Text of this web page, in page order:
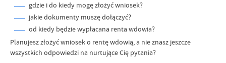
gdzie i do kiedy mogę złożyć wniosek?
jakie dokumenty muszę dołączyć?
od kiedy będzie wypłacana renta wdowia?
Planujesz złożyć wniosek o rentę wdowią, a nie znasz jeszcze
wszystkich odpowiedzi na nurtujące Cię pytania?